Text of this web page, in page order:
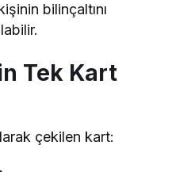
bilinçaltını
Tek Kart
çekilen kart: